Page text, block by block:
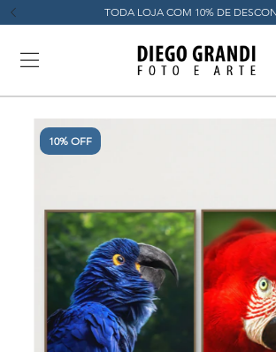
TODA LOJA COM 10% DE
10% OFF